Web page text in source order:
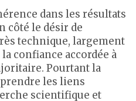
dans les résultats
côté le désir de
technique, largement
confiance accordée à
Pourtant la
les liens
scientifique et